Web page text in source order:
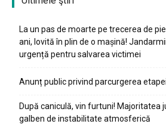
La un pas de moarte pe trecerea de
ani, lovită în plin de o mașină!
urgență pentru salvarea victimei
Anunț public privind parcurgerea
După caniculă, vin furtuni! Majoritatea
galben de instabilitate atmosferică